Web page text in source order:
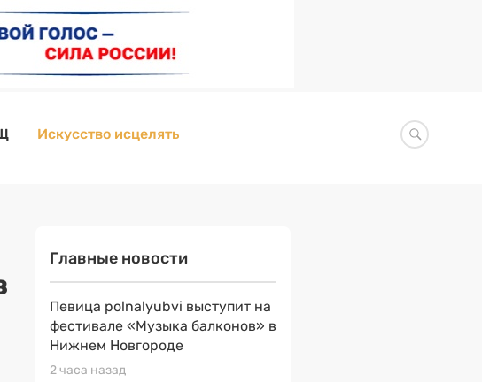
Искусство исцелять
Главные новости
Певица polnalyubvi выступит на
фестивале «Музыка балконов» в
Нижнем Новгороде
2 часа назад